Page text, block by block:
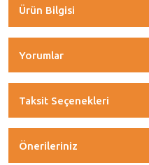
Ürün Bilgisi
Yorumlar
Taksit Seçenekleri
Önerileriniz